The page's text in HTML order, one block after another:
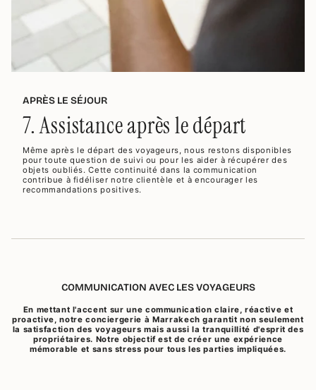
APRÈS LE SÉJOUR
7. Assistance après le départ
Même après le départ des voyageurs, nous restons disponibles
pour toute question de suivi ou pour les aider à récupérer des
objets oubliés. Cette continuité dans la communication
contribue à fidéliser notre clientèle et à encourager les
recommandations positives.
COMMUNICATION AVEC LES VOYAGEURS
En mettant l'accent sur une communication claire, réactive et
proactive, notre conciergerie à Marrakech garantit non seulement
la satisfaction des voyageurs mais aussi la tranquillité d'esprit des
propriétaires. Notre objectif est de créer une expérience
mémorable et sans stress pour tous les parties impliquées.